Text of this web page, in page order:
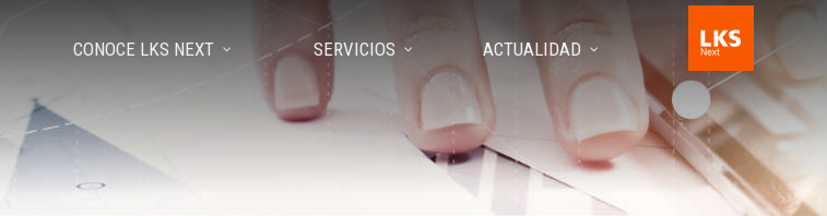
CONOCE LKS NEXT SERVICIOS ACTUALIDAD